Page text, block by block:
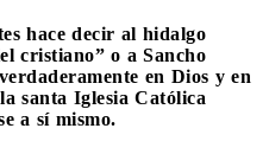
hace decir al hidalgo
cristiano” o a Sancho
en Dios y en
santa Iglesia Católica
a sí mismo.